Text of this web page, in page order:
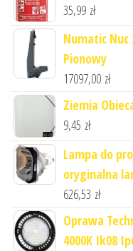
35,99 zł
Numatic
Pionowy
17097,00 zł
Ziemia
9,45 zł
Lampa do
oryginalna
626,53 zł
Oprawa
4000K Ik08